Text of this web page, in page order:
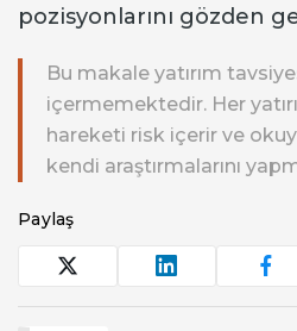
pozisyonlarını gözden
Bu makale yatırım
içermemektedir. Her
hareketi risk içerir ve
kendi araştırmalarını
Paylaş